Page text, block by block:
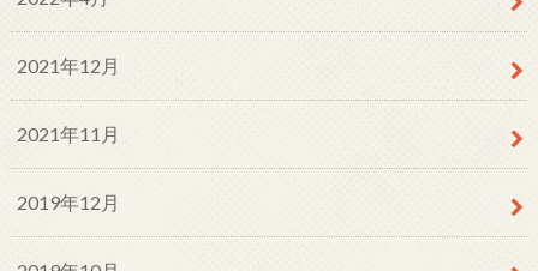
2021年12月
2021年11月
2019年12月